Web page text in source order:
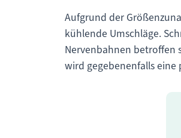
Aufgrund der
kühlende Umschläge.
Nervenbahnen betroffen
wird gegebenenfalls eine